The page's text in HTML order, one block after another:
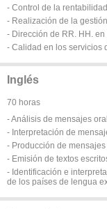
- Control de la
- Realización de la
- Dirección de RR. HH.
- Calidad en los servicios
Inglés
70 horas
- Análisis de mensajes
- Interpretación de
- Producción de mensajes
- Emisión de textos
- Identificación e
de los países de lengua